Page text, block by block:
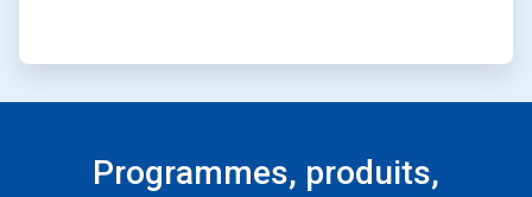
Programmes, produits,